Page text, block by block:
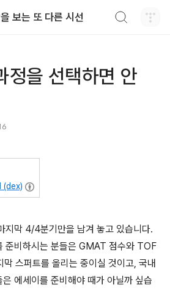
보는 또 다른 시선
정을 선택하면 안
(dex)
지막 4/4분기만을 남겨 놓고 있습니다.
준비하시는 분들은 GMAT 점수와 TOF
스퍼트를 올리는 중이실 것이고, 국내
에세이를 준비해야 때가 아닐까 싶습